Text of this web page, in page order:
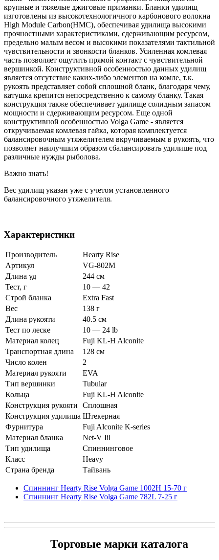
крупные и тяжелые джиговые приманки. Бланки удилищ
изготовлены из высокотехнологичного карбонового волокна
High Module Carbon(HMС), обеспечивая удилища высокими
прочностными характеристиками, сдерживающим ресурсом,
предельно малым весом и высокими показателями тактильной
чувствительности и звонкости бланков. Усиленная комлевая
часть позволяет ощутить прямой контакт с чувствительной
вершинкой. Конструктивной особенностью данных удилищ
является отсутствие каких-либо элементов на комле, т.к.
рукоять представляет собой сплошной бланк, благодаря чему,
катушка крепится непосредственно к самому бланку. Такая
конструкция также обеспечивает удилище солидным запасом
мощности и сдерживающим ресурсом. Еще одной
конструктивной особенностью Volga Game - является
откручиваемая комлевая гайка, которая комплектуется
балансировочным утяжелителем вкручиваемым в рукоять, что
позволяет наилучшим образом сбалансировать удилише под
различные нужды рыболова.
Важно знать!
Вес удилищ указан уже с учетом установленного
балансировочного утяжелителя.
Характеристики
Производитель
Hearty Rise
Артикул
VG-802M
Длина уд
244 см
Тест, г
10 — 42
Строй бланка
Extra Fast
Вес
138 г
Длина рукояти
40.5 см
Тест по леске
10 — 24 lb
Материал колец
Fuji KL-H Alconite
Транспортная длина
128 см
Число колен
2
Материал рукояти
EVA
Тип вершинки
Tubular
Кольца
Fuji KL-H Alconite
Конструкция рукояти
Сплошная
Конструкция удилища Штекерная
Фурнитура
Fuji Alconite K-series
Материал бланка
Net-V Iil
Тип удилища
Спиннинговое
Класс
Heavy
Страна бренда
Тайвань
Спиннинг Hearty Rise Volga Game 1002H 15-70 г
Спиннинг Hearty Rise Volga Game 782L 7-25 г
Торговые марки каталога